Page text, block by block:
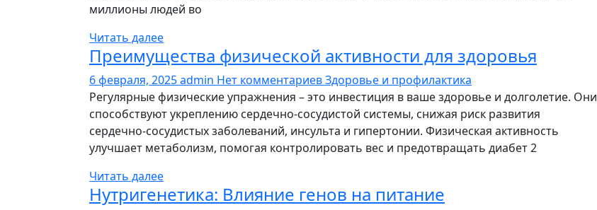
миллионы людей во
Читать далее
Преимущества физической активности для здоровья
6 февраля, 2025admin Нет комментариевЗдоровье и профилактика
Регулярные физические упражнения – это инвестиция в ваше здоровье и долголетие. Они
способствуют укреплению сердечно-сосудистой системы, снижая риск развития
сердечно-сосудистых заболеваний, инсульта и гипертонии. Физическая активность
улучшает метаболизм, помогая контролировать вес и предотвращать диабет 2
Читать далее
Нутригенетика: Влияние генов на питание